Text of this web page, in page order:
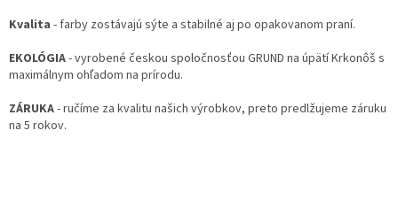
Kvalita - farby zostávajú sýte a stabilné aj po opakovanom praní.
EKOLÓGIA- vyrobené českou spoločnosťou GRUND na úpätí Krkonôš s
maximálnym ohľadom na prírodu.
ZÁRUKA- ručíme za kvalitu našich výrobkov, preto predlžujeme záruku
na 5 rokov.